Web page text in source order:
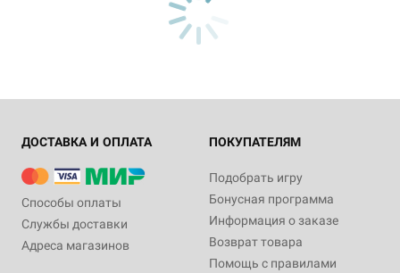
ДОСТАВКА И ОПЛАТА
Способы оплаты
Службы доставки
Адреса магазинов
ПОКУПАТЕЛЯМ
Подобрать игру
Бонусная программа
Информация о заказе
Возврат товара
Помощь с правилами